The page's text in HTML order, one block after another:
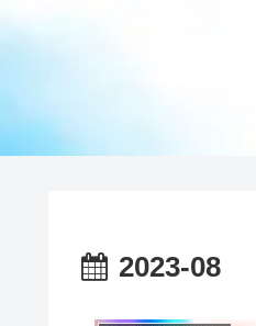
2023-08